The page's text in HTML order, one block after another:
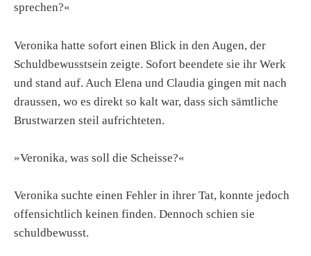
sprechen?«
Veronika hatte sofort einen Blick in den Augen, der
Schuldbewusstsein zeigte. Sofort beendete sie ihr Werk
und stand auf. Auch Elena und Claudia gingen mit nach
draussen, wo es direkt so kalt war, dass sich sämtliche
Brustwarzen steil aufrichteten.
»Veronika, was soll die Scheisse?«
Veronika suchte einen Fehler in ihrer Tat, konnte jedoch
offensichtlich keinen finden. Dennoch schien sie
schuldbewusst.